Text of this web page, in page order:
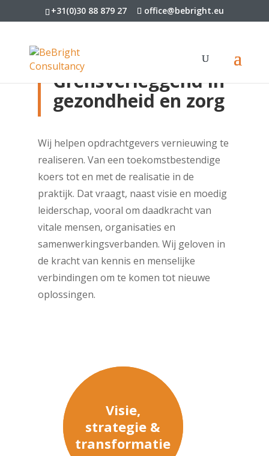
+31(0)30 88 879 27 office@bebright.eu
Grensverleggend in
gezondheid en zorg
Wij helpen opdrachtgevers vernieuwing te
realiseren. Van een toekomstbestendige
koers tot en met de realisatie in de
praktijk. Dat vraagt, naast visie en moedig
leiderschap, vooral om daadkracht van
vitale mensen, organisaties en
samenwerkingsverbanden. Wij geloven in
de kracht van kennis en menselijke
verbindingen om te komen tot nieuwe
oplossingen.
Visie,
strategie &
transformatie